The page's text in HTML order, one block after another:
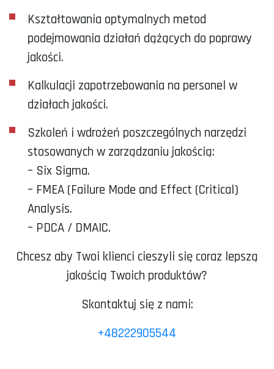
Kształtowania optymalnych metod
podejmowania działań dążących do poprawy
jakości.
Kalkulacji zapotrzebowania na personel w
działach jakości.
Szkoleń i wdrożeń poszczególnych narzędzi
stosowanych w zarządzaniu jakością:
– Six Sigma.
– FMEA (Failure Mode and Effect (Critical)
Analysis.
– PDCA / DMAIC.
Chcesz aby Twoi klienci cieszyli się coraz lepszą
jakością Twoich produktów?
Skontaktuj się z nami:
+48222905544